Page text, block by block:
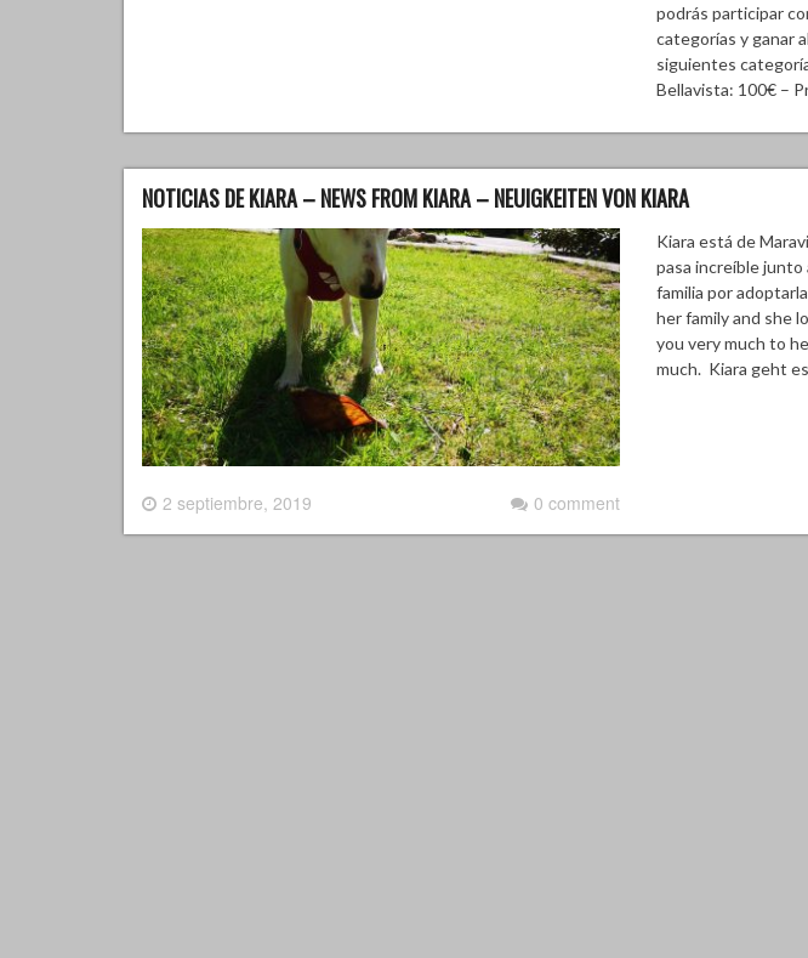
podrás participar
categorías y ganar
siguientes
Bellavista: 100€ –
NOTICIAS DE KIARA – NEWS FROM KIARA – NEUIGKEITEN VON KIARA
2 septiembre, 2019 0 comment
Kiara está de
pasa increíble junto
familia por
her family and she
you very much to
much. Kiara geht